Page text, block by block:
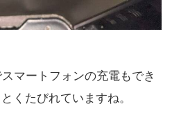
マートフォンの充電もでき
くたびれていますね。